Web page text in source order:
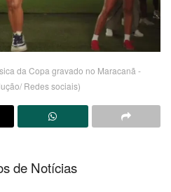
da Copa gravado no Maracanã -
Redes sociais)
de Notícias